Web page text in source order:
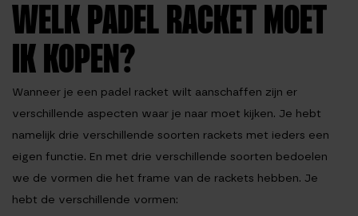
WELK PADEL RACKET MOET
IK KOPEN?
Wanneer je een padel racket wilt aanschaffen zijn er
verschillende aspecten waar je naar moet kijken. Je hebt
namelijk drie verschillende soorten rackets met ieders een
eigen functie. En met drie verschillende soorten bedoelen
we de vormen die het frame van de rackets hebben. Je
hebt de verschillende vormen: